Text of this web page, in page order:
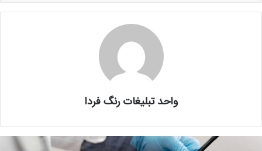
واحد تبلیغات رنگ فردا